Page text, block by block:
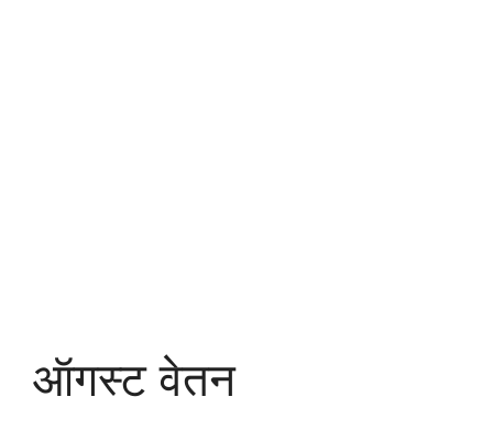
ऑगस्ट वेतन